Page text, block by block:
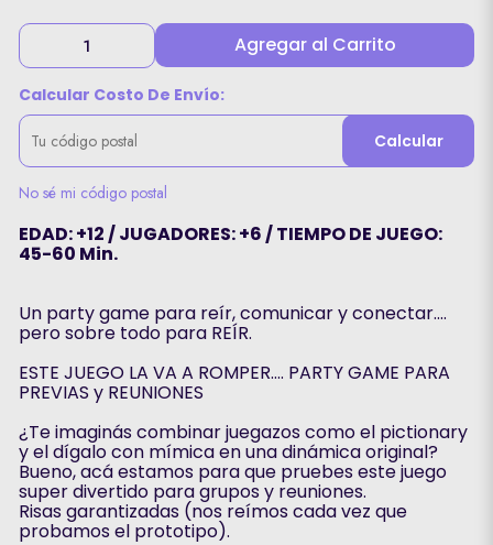
Agregar al Carrito
Calcular Costo De Envío:
Calcular
No sé mi código postal
EDAD: +12 / JUGADORES: +6 / TIEMPO DE JUEGO:
45-60 Min.
Un party game para reír, comunicar y conectar....
pero sobre todo para REÍR.
ESTE JUEGO LA VA A ROMPER…. PARTY GAME PARA
PREVIAS y REUNIONES
¿Te imaginás combinar juegazos como el pictionary
y el dígalo con mímica en una dinámica original?
Bueno, acá estamos para que pruebes este juego
super divertido para grupos y reuniones.
Risas garantizadas (nos reímos cada vez que
probamos el prototipo).